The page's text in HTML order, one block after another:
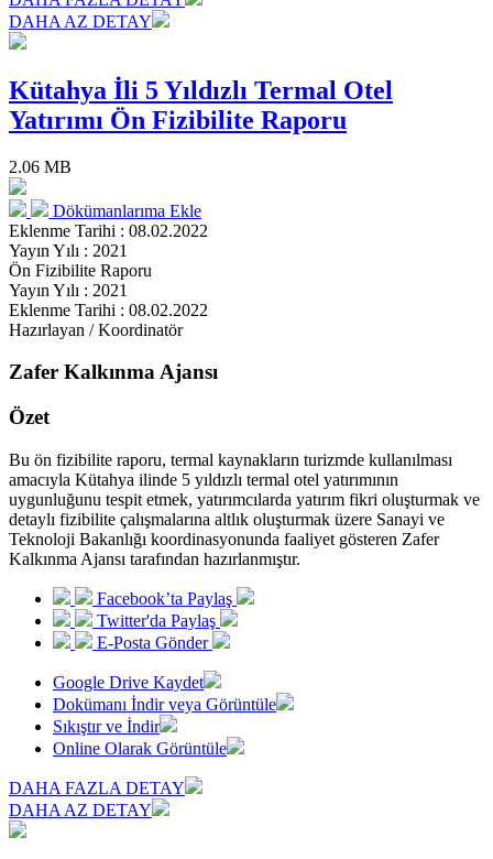
DAHA AZ DETAY
Kütahya İli 5 Yıldızlı Termal Otel
Yatırımı Ön Fizibilite Raporu
2.06 MB
Dökümanlarıma Ekle
Eklenme Tarihi : 08.02.2022
Yayın Yılı : 2021
Ön Fizibilite Raporu
Yayın Yılı : 2021
Eklenme Tarihi : 08.02.2022
Hazırlayan / Koordinatör
Zafer Kalkınma Ajansı
Özet
Bu ön fizibilite raporu, termal kaynakların turizmde kullanılması
amacıyla Kütahya ilinde 5 yıldızlı termal otel yatırımının
uygunluğunu tespit etmek, yatırımcılarda yatırım fikri oluşturmak ve
detaylı fizibilite çalışmalarına altlık oluşturmak üzere Sanayi ve
Teknoloji Bakanlığı koordinasyonunda faaliyet gösteren Zafer
Kalkınma Ajansı tarafından hazırlanmıştır.
Facebook’ta Paylaş
Twitter'da Paylaş
E-Posta Gönder
Google Drive Kaydet
Dokümanı İndir veya Görüntüle
Sıkıştır ve İndir
Online Olarak Görüntüle
DAHA FAZLA DETAY
DAHA AZ DETAY